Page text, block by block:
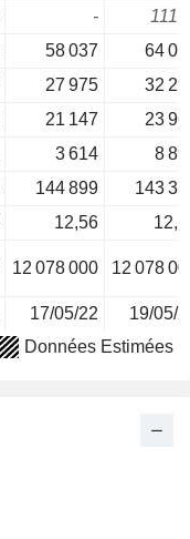
-
111
58 037
64
27 975
32
21 147
23
3 614
8
144 899
143
12,56
12 078 000 12 078
17/05/22 19/05/
Données Estimées